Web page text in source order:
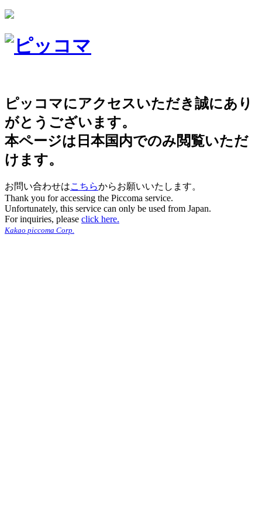
ピッコマにアクセスいただき誠にあり
がとうございます。
本ページは日本国内でのみ閲覧いただ
けます。
お問い合わせはこちらからお願いいたします。
Thank you for accessing the Piccoma service.
Unfortunately, this service can only be used from Japan.
For inquiries, please click here.
Kakao piccoma Corp.